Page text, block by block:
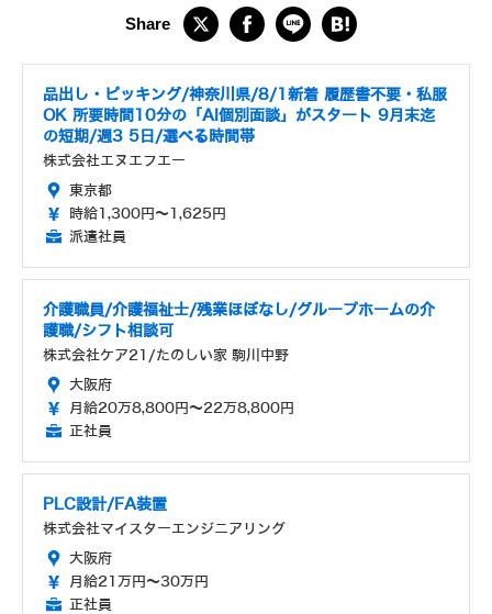
品出し・ピッキング/神奈川県/8/1新着 履歴書不要・私服
OK 所要時間10分の「AI個別面談」がスタート 9月末迄
の短期/週3 5日/選べる時間帯
株式会社エヌエフエー
東京都
時給1,300円～1,625円
派遣社員
介護職員/介護福祉士/残業ほぼなし/グループホームの介
護職/シフト相談可
株式会社ケア21/たのしい家 駒川中野
大阪府
月給20万8,800円～22万8,800円
正社員
PLC設計/FA装置
株式会社マイスターエンジニアリング
大阪府
月給21万円～30万円
正社員